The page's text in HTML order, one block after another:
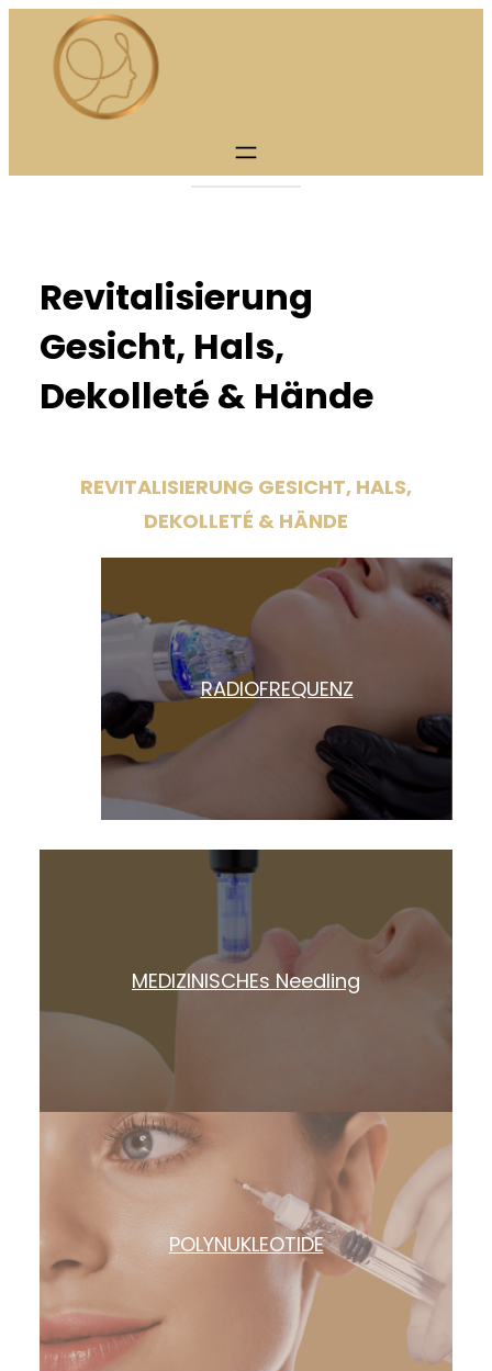
content
Revitalisierung
Gesicht, Hals,
Dekolleté & Hände
REVITALISIERUNG GESICHT, HALS,
DEKOLLETÉ & HÄNDE
RADIOFREQUENZ
MEDIZINISCHEs Needling
POLYNUKLEOTIDE